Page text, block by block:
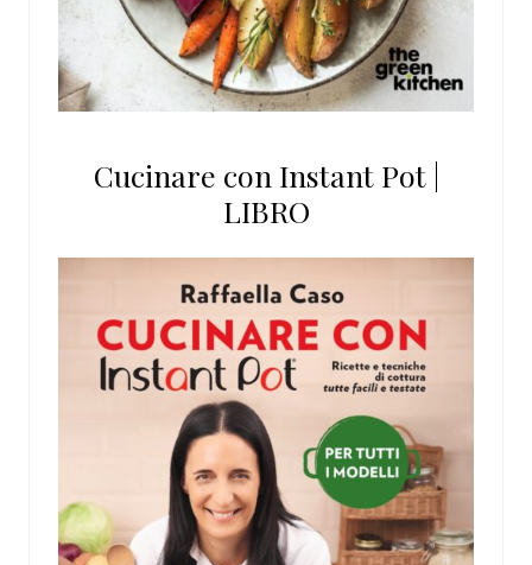
Cucinare con Instant Pot |
LIBRO